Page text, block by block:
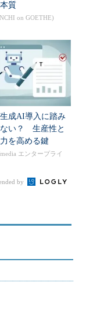
質
on GOETHE)
成AI導入に踏み
い？ 生産性と
を高める鍵
エンタープライ
by